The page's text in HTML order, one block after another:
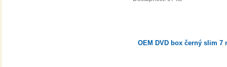
OEM DVD box černý slim 7